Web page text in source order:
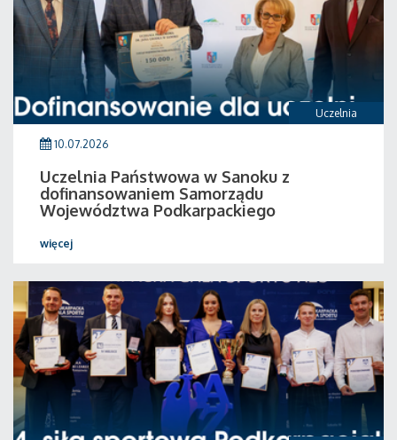
Uczelnia
10.07.2026
Uczelnia Państwowa w Sanoku z
dofinansowaniem Samorządu
Województwa Podkarpackiego
więcej